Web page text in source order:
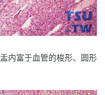
内富于血管的梭形、圆形